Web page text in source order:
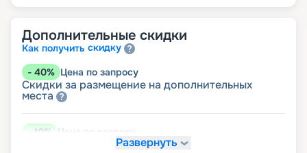
Дополнительные скидки
Как получить скидку
- 40% Цена по запросу
Скидки за размещение на дополнительных
места
10% Цена по запросу
Скидка медицинскимработникам
Развернуть